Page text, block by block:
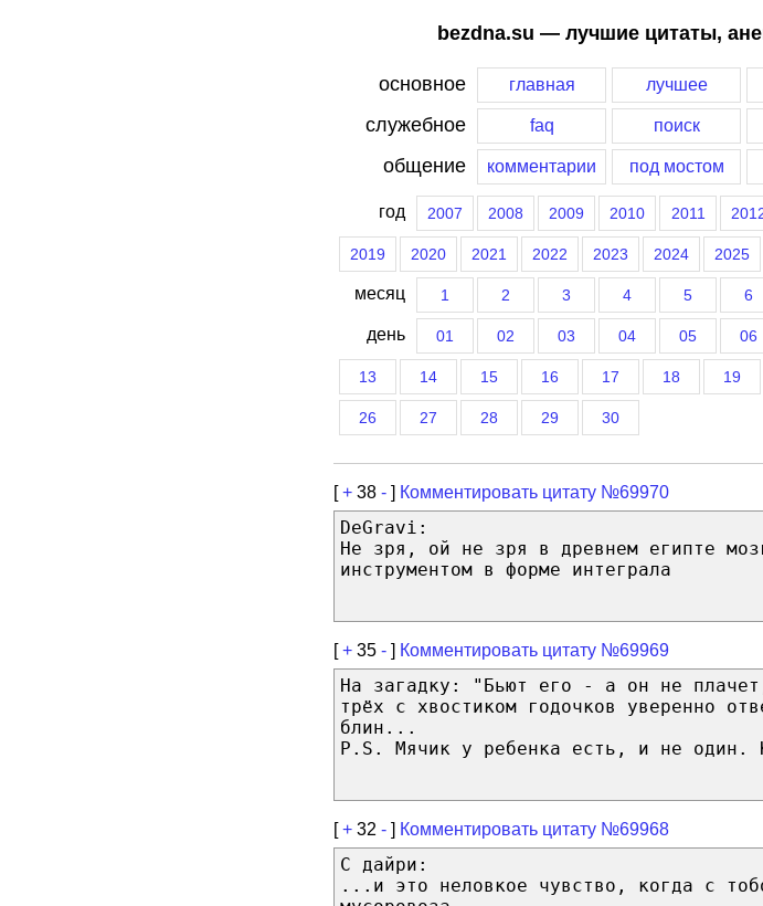
bezdna.su — лучшие цитаты,
основное главная лучшее
служебное faq поиск
общение комментарии под мостом
год 2007 2008 2009 2010 2011
2019 2020 2021 2022 2023 2024 2025
месяц 1 2 3 4 5 6
день 01 02 03 04 05 06
13 14 15 16 17 18 19
26 27 28 29 30
[+ 38 - ] Комментировать цитату №69970
DeGravi:
Не зря, ой не зря в древнем египте
инструментом в форме интеграла
[+ 35 - ] Комментировать цитату №69969
На загадку: "Бьют его - а он не
трёх с хвостиком годочков уверенно
блин...
P.S. Мячик у ребенка есть, и не
[+ 32 - ] Комментировать цитату №69968
С дайри:
...и это неловкое чувство, когда с